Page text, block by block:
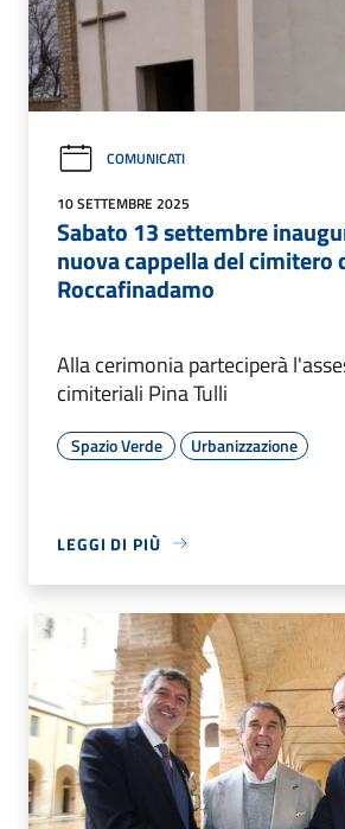
COMUNICATI
10 SETTEMBRE 2025
Sabato 13 settembre
nuova cappella del cimitero
Roccafinadamo
Alla cerimonia parteciperà
cimiteriali Pina Tulli
Spazio Verde Urbanizzazione
LEGGI DI PIÙ